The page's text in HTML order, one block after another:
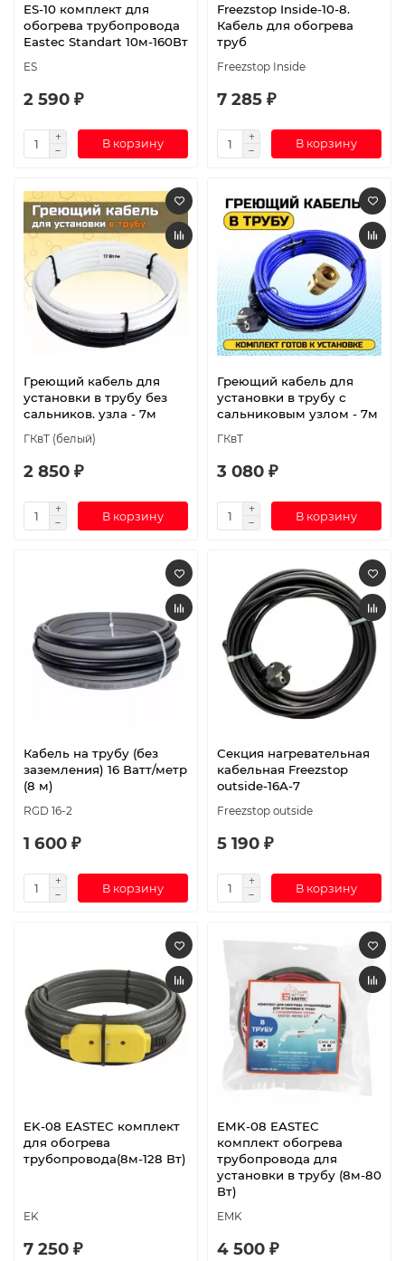
ES-10 комплект для
обогрева трубопровода
Eastec Standart 10м-160Вт
ES
2 590 ₽
В корзину
Freezstop Inside-10-8.
Кабель для обогрева
труб
Freezstop Inside
7 285 ₽
В корзину
Греющий кабель для
установки в трубу без
сальников. узла - 7м
ГКвТ (белый)
2 850 ₽
В корзину
Греющий кабель для
установки в трубу с
сальниковым узлом - 7м
ГКвТ
3 080 ₽
В корзину
Кабель на трубу (без
заземления) 16 Ватт/метр
(8 м)
RGD 16-2
1 600 ₽
В корзину
Секция нагревательная
кабельная Freezstop
outside-16A-7
Freezstop outside
5 190 ₽
В корзину
EK-08 EASTEC комплект
для обогрева
трубопровода(8м-128 Вт)
EK
7 250 ₽
EMK-08 EASTEC
комплект обогрева
трубопровода для
установки в трубу (8м-80
Вт)
EMK
4 500 ₽